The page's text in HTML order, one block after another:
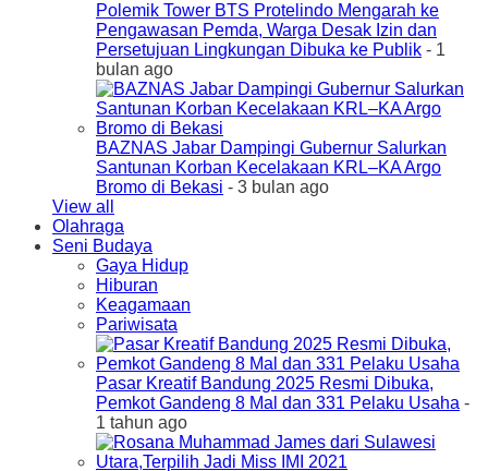
Polemik Tower BTS Protelindo Mengarah ke
Pengawasan Pemda, Warga Desak Izin dan
Persetujuan Lingkungan Dibuka ke Publik - 1
bulan ago
BAZNAS Jabar Dampingi Gubernur Salurkan
Santunan Korban Kecelakaan KRL–KA Argo
Bromo di Bekasi - 3 bulan ago
View all
Olahraga
Seni Budaya
Gaya Hidup
Hiburan
Keagamaan
Pariwisata
Pasar Kreatif Bandung 2025 Resmi Dibuka,
Pemkot Gandeng 8 Mal dan 331 Pelaku Usaha -
1 tahun ago